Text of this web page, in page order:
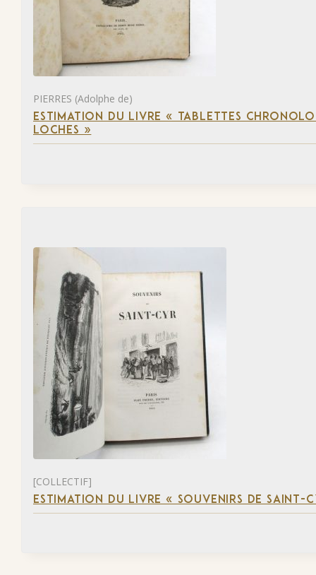
PIERRES (Adolphe de)
ESTIMATION DU LIVRE « TABLETTES
LOCHES »
[COLLECTIF]
ESTIMATION DU LIVRE « SOUVENIRS DE SAINT-